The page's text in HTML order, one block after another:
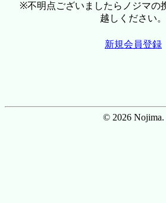
※不明点ございましたらノジマの
越しください。
新規会員登録
© 2026 Nojima.